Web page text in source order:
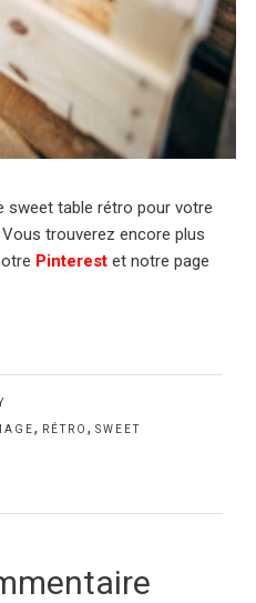
sweet table rétro pour votre
trouverez encore plus
Pinterest et notre page
, RÉTRO , SWEET